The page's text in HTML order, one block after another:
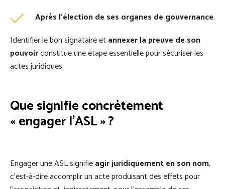
Après l’élection de ses organes de gouvernance.
Identifier le bon signataire et annexer la preuve de son
pouvoirconstitue une étape essentielle pour sécuriser les
actes juridiques.
Que signifie concrètement
« engager l’ASL » ?
Engager une ASL signifieagir juridiquement en son nom,
c’est-à-dire accomplir un acte produisant des effets pour